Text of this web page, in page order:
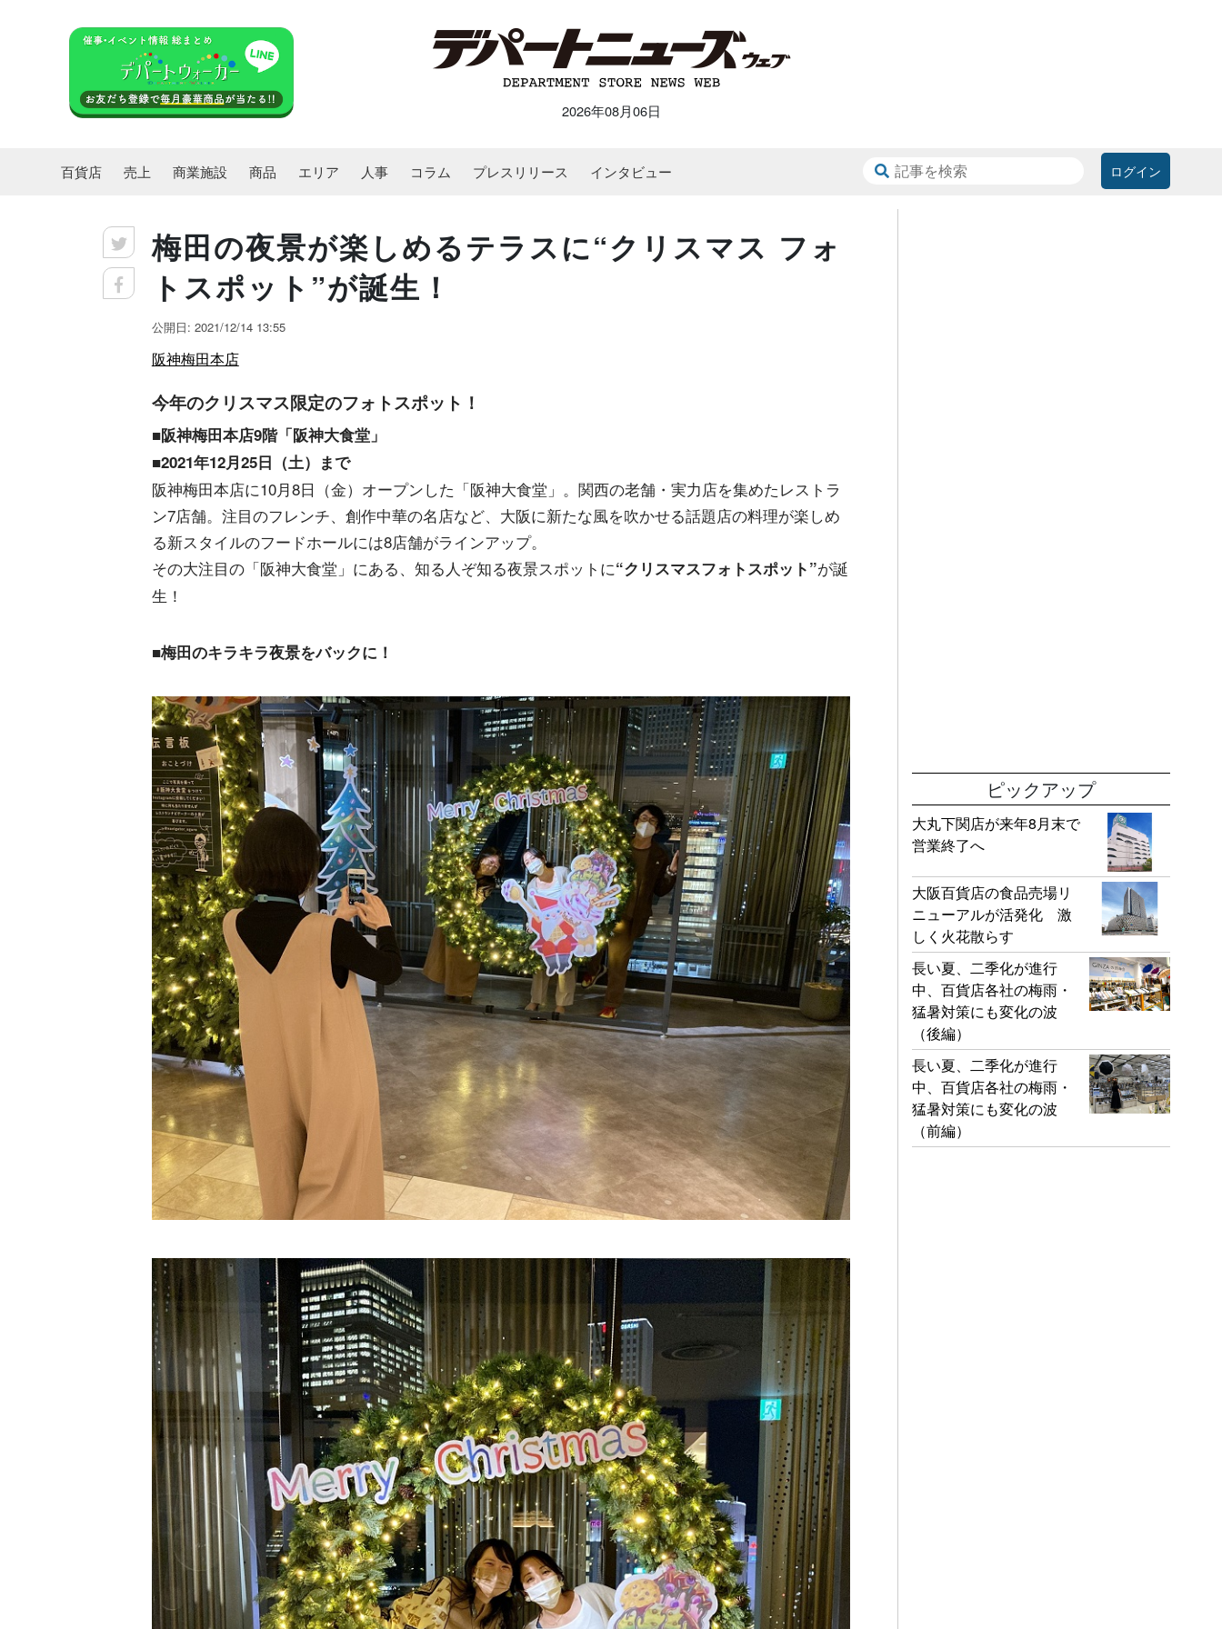
2026年08月06日
ログイン
百貨店 売上 商業施設 商品 エリア 人事 コラム プレスリリース インタビュー
梅田の夜景が楽しめるテラスに“クリスマス フォ
トスポット”が誕生！
公開日: 2021/12/14 13:55
阪神梅田本店
今年のクリスマス限定のフォトスポット！
■阪神梅田本店9階「阪神大食堂」
■2021年12月25日（土）まで
阪神梅田本店に10月8日（金）オープンした「阪神大食堂」。関西の老舗・実力店を集めたレストラ
ン7店舗。注目のフレンチ、創作中華の名店など、大阪に新たな風を吹かせる話題店の料理が楽しめ
る新スタイルのフードホールには8店舗がラインアップ。
その大注目の「阪神大食堂」にある、知る人ぞ知る夜景スポットに“クリスマスフォトスポット”が誕
生！
■梅田のキラキラ夜景をバックに！
ピックアップ
大丸下関店が来年8月末で
営業終了へ
大阪百貨店の食品売場リ
ニューアルが活発化 激
しく火花散らす
長い夏、二季化が進行
中、百貨店各社の梅雨・
猛暑対策にも変化の波
（後編）
長い夏、二季化が進行
中、百貨店各社の梅雨・
猛暑対策にも変化の波
（前編）